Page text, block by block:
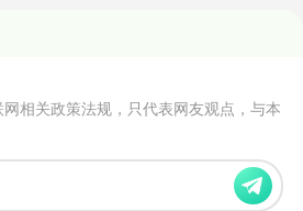
相关政策法规，只代表网友观点，与本